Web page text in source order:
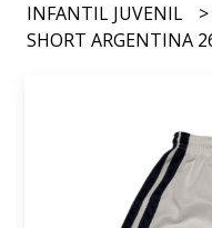
INFANTIL JUVENIL
SHORT ARGENTINA